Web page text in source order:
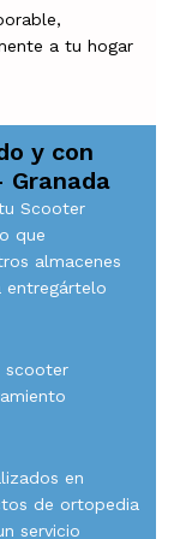
a tu hogar
y con
Granada
Scooter
que
almacenes
entregártelo
scooter
en
de ortopedia
servicio